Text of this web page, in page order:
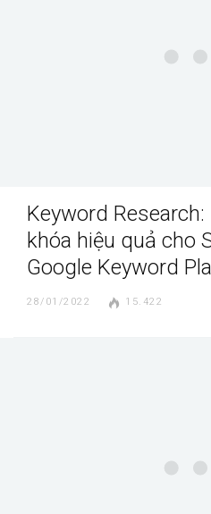
Keyword
khóa hiệu quả cho
Google Keyword
28/01/2022 15.422